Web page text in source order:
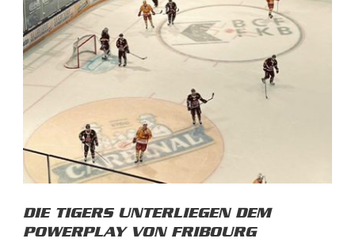
DIE TIGERS UNTERLIEGEN DEM
POWERPLAY VON FRIBOURG